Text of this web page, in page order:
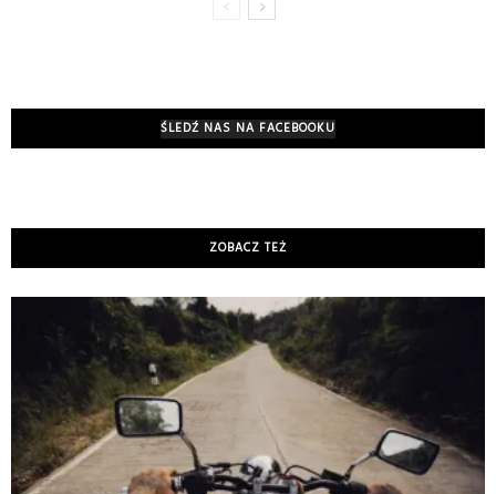
ŚLEDŹ NAS NA FACEBOOKU
ZOBACZ TEŻ